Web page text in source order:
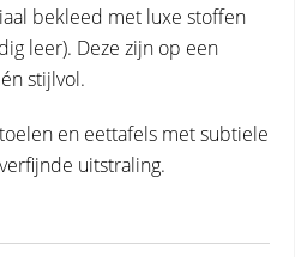
bekleed met luxe stoffen
leer). Deze zijn op een
stijlvol.
en eettafels met subtiele
uitstraling.